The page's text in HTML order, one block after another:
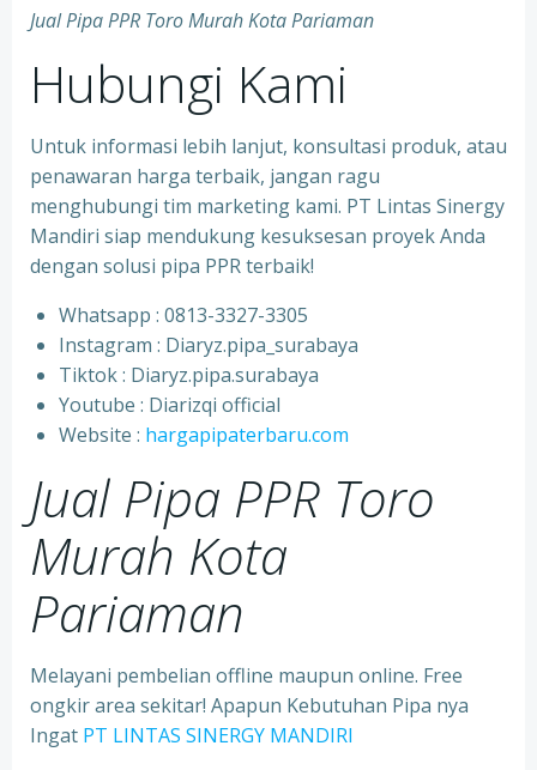
Jual Pipa PPR Toro Murah Kota Pariaman
Hubungi Kami
Untuk informasi lebih lanjut, konsultasi produk, atau
penawaran harga terbaik, jangan ragu
menghubungi tim marketing kami. PT Lintas Sinergy
Mandiri siap mendukung kesuksesan proyek Anda
dengan solusi pipa PPR terbaik!
Whatsapp : 0813-3327-3305
⁠Instagram : Diaryz.pipa_surabaya
⁠Tiktok : Diaryz.pipa.surabaya
⁠Youtube : Diarizqi official
⁠Website : hargapipaterbaru.com
Jual Pipa PPR Toro
Murah Kota
Pariaman
Melayani pembelian offline maupun online. Free
ongkir area sekitar! Apapun Kebutuhan Pipa nya
Ingat PT LINTAS SINERGY MANDIRI